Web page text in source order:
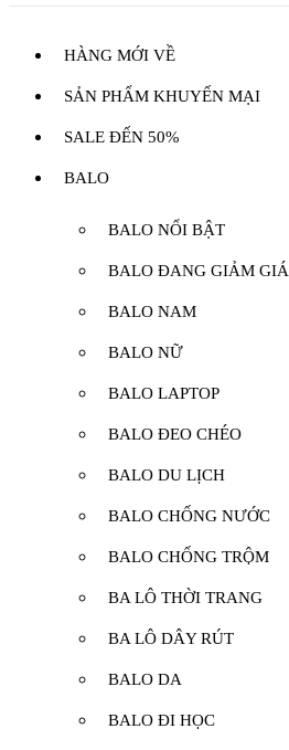
HÀNG MỚI VỀ
SẢN PHẨM KHUYẾN MẠI
SALE ĐẾN 50%
BALO
BALO NỔI BẬT
BALO ĐANG GIẢM GIÁ
BALO NAM
BALO NỮ
BALO LAPTOP
BALO ĐEO CHÉO
BALO DU LỊCH
BALO CHỐNG NƯỚC
BALO CHỐNG TRỘM
BA LÔ THỜI TRANG
BA LÔ DÂY RÚT
BALO DA
BALO ĐI HỌC